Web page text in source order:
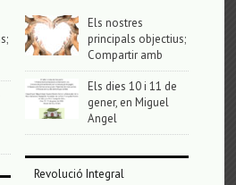
Els nostres
principals objectius;
Compartir amb
Els dies 10 i 11 de
gener, en Miguel
Angel
Revolució Integral